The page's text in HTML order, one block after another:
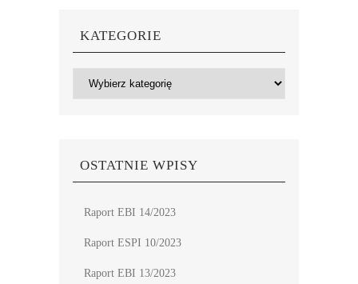
KATEGORIE
Kategorie
OSTATNIE WPISY
Raport EBI 14/2023
Raport ESPI 10/2023
Raport EBI 13/2023